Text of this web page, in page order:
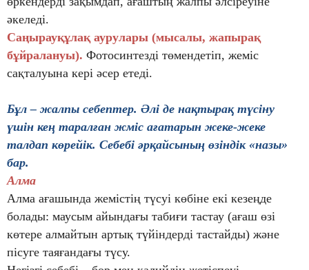
әкеледі.
Саңырауқұлақ аурулары (мысалы, жапырақ
бұйралануы). Фотосинтезді төмендетіп, жеміс
сақталуына кері әсер етеді.
Бұл – жалпы себептер. Әлі де нақтырақ түсіну
үшін кең таралған жміс ағатарын жеке-жеке
талдап көрейік. Себебі әрқайсының өзіндік «назы»
бар.
Алма
Алма ағашында жемістің түсуі көбіне екі кезеңде
болады: маусым айындағы табиғи тастау (ағаш өзі
көтере алмайтын артық түйіндерді тастайды) және
пісуге таяғандағы түсу.